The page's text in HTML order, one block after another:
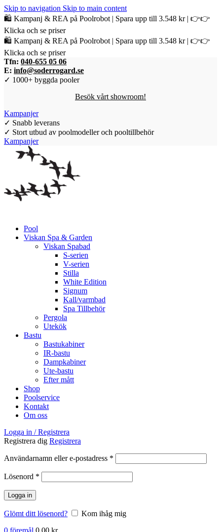
Skip to navigation Skip to main content
🛍️ Kampanj & REA på Poolrobot | Spara upp till 3.548 kr | 👉👉
Klicka och se priser
🛍️ Kampanj & REA på Poolrobot | Spara upp till 3.548 kr | 👉👉
Klicka och se priser
Tfn: 040-655 05 06
E: info@soderrogard.se
✓ 1000+ byggda pooler
Besök vårt showroom!
Kampanjer
✓ Snabb leverans
✓ Stort utbud av poolmodeller och pooltillbehör
Kampanjer
Pool
Viskan Spa & Garden
Viskan Spabad
S-serien
V-serien
Stilla
White Edition
Signum
Kall/varmbad
Spa Tillbehör
Pergola
Utekök
Bastu
Bastukabiner
IR-bastu
Dampkabiner
Ute-bastu
Efter mått
Shop
Poolservice
Kontakt
Om oss
Logga in / Registrera
Registrera dig Registrera
Användarnamn eller e-postadress *
Lösenord *
Logga in
Glömt ditt lösenord?
Kom ihåg mig
0 föremål 0,00 kr